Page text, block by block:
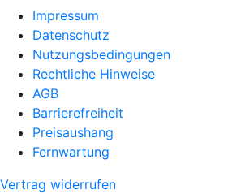
Impressum
Datenschutz
Nutzungsbedingungen
Rechtliche Hinweise
AGB
Barrierefreiheit
Preisaushang
Fernwartung
Vertrag widerrufen